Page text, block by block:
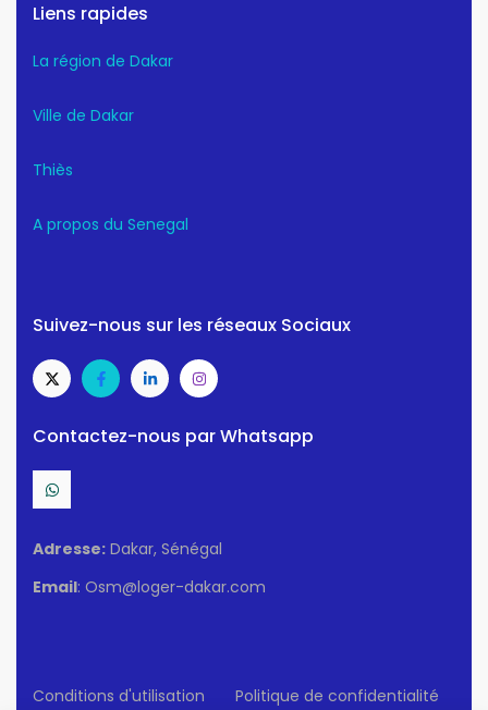
Liens rapides
La région de Dakar
Ville de Dakar
Thiès
A propos du Senegal
Suivez-nous sur les réseaux Sociaux
Contactez-nous par Whatsapp
Adresse: Dakar, Sénégal
Email: Osm@loger-dakar.com
Conditions d'utilisation Politique de confidentialité